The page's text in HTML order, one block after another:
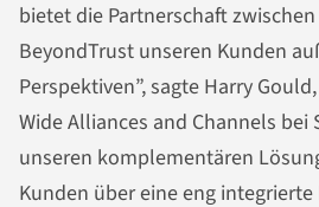
bietet die Partnerschaft
BeyondTrust unseren Kunden
Perspektiven”, sagte Harry
Wide Alliances and Channels bei
unseren komplementären
Kunden über eine eng